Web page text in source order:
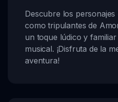
Descubre los
como tripulantes de
un toque lúdico y
musical. ¡Disfruta de la
aventura!